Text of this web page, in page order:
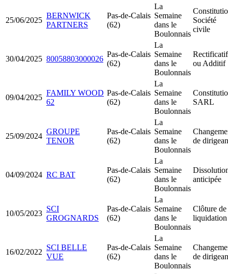
25/06/2025
BERNWICK
PARTNERS
Pas-de-Calais
(62)
La
Semaine
dans le
Boulonnais
Société
civile
30/04/2025 80058803000026
Pas-de-Calais
(62)
La
Semaine
dans le
Boulonnais
Rectificatif
ou Additif
09/04/2025
FAMILY WOOD
62
Pas-de-Calais
(62)
La
Semaine
dans le
Boulonnais
SARL
25/09/2024
GROUPE
TENOR
Pas-de-Calais
(62)
La
Semaine
dans le
Boulonnais
de
04/09/2024 RC BAT
Pas-de-Calais
(62)
La
Semaine
dans le
Boulonnais
anticipée
10/05/2023
SCI
GROGNARDS
Pas-de-Calais
(62)
La
Semaine
dans le
Boulonnais
Clôture de
liquidation
16/02/2022
SCI BELLE
VUE
Pas-de-Calais
(62)
La
Semaine
dans le
Boulonnais
de